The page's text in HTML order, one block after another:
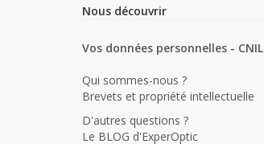
Nous découvrir
Vos données personnelles - CNIL
Qui sommes-nous ?
Brevets et propriété intellectuelle
D'autres questions ?
Le BLOG d'ExperOptic